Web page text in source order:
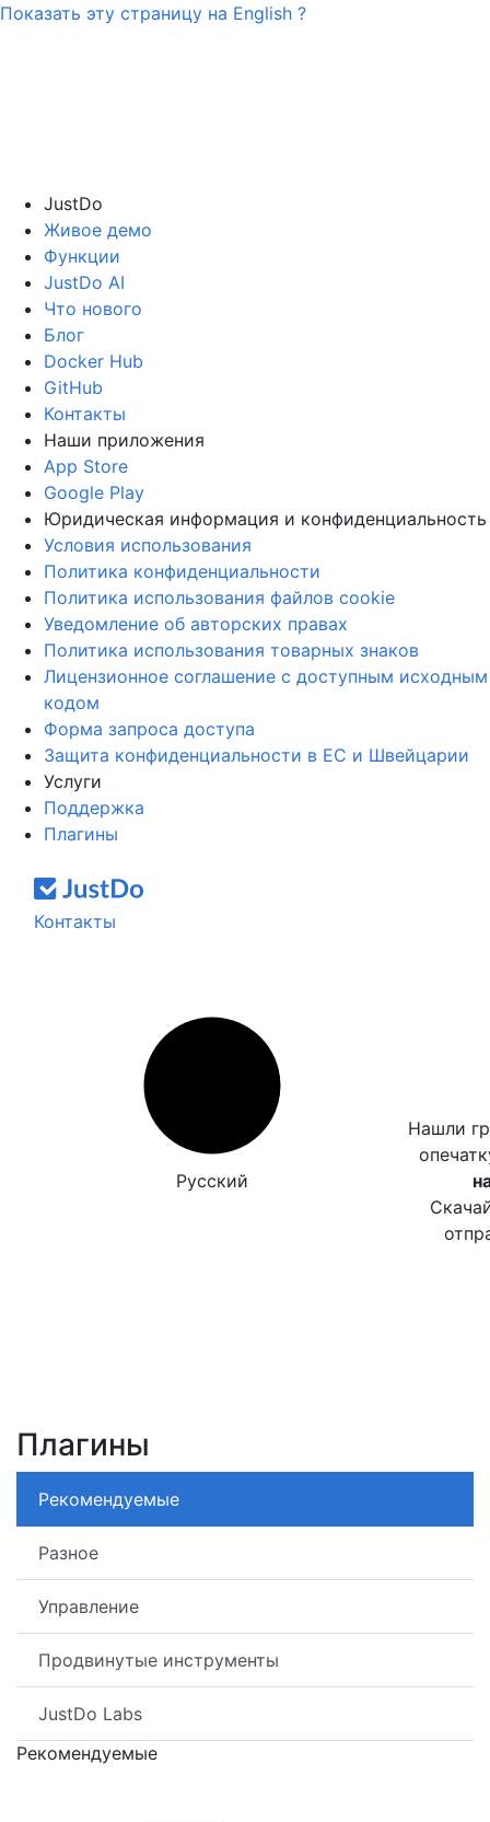
Показать эту страницу на English ?
JustDo
Живое демо
Функции
JustDo AI
Что нового
Блог
Docker Hub
GitHub
Контакты
Наши приложения
App Store
Google Play
Юридическая информация и конфиденциальность
Условия использования
Политика конфиденциальности
Политика использования файлов cookie
Уведомление об авторских правах
Политика использования товарных знаков
Лицензионное соглашение с доступным исходным
кодом
Форма запроса доступа
Защита конфиденциальности в ЕС и Швейцарии
Услуги
Поддержка
Плагины
Контакты
Русский
Нашли
Плагины
Рекомендуемые
Разное
Управление
Продвинутые инструменты
JustDo Labs
Рекомендуемые